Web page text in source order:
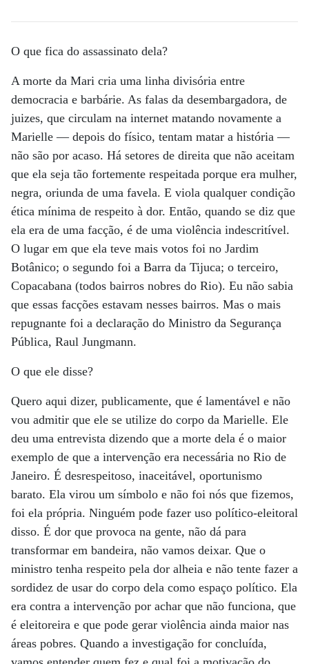
O que fica do assassinato dela?
A morte da Mari cria uma linha divisória entre
democracia e barbárie. As falas da desembargadora, de
juizes, que circulam na internet matando novamente a
Marielle — depois do físico, tentam matar a história —
não são por acaso. Há setores de direita que não aceitam
que ela seja tão fortemente respeitada porque era mulher,
negra, oriunda de uma favela. E viola qualquer condição
ética mínima de respeito à dor. Então, quando se diz que
ela era de uma facção, é de uma violência indescritível.
O lugar em que ela teve mais votos foi no Jardim
Botânico; o segundo foi a Barra da Tijuca; o terceiro,
Copacabana (todos bairros nobres do Rio). Eu não sabia
que essas facções estavam nesses bairros. Mas o mais
repugnante foi a declaração do Ministro da Segurança
Pública, Raul Jungmann.
O que ele disse?
Quero aqui dizer, publicamente, que é lamentável e não
vou admitir que ele se utilize do corpo da Marielle. Ele
deu uma entrevista dizendo que a morte dela é o maior
exemplo de que a intervenção era necessária no Rio de
Janeiro. É desrespeitoso, inaceitável, oportunismo
barato. Ela virou um símbolo e não foi nós que fizemos,
foi ela própria. Ninguém pode fazer uso político-eleitoral
disso. É dor que provoca na gente, não dá para
transformar em bandeira, não vamos deixar. Que o
ministro tenha respeito pela dor alheia e não tente fazer a
sordidez de usar do corpo dela como espaço político. Ela
era contra a intervenção por achar que não funciona, que
é eleitoreira e que pode gerar violência ainda maior nas
áreas pobres. Quando a investigação for concluída,